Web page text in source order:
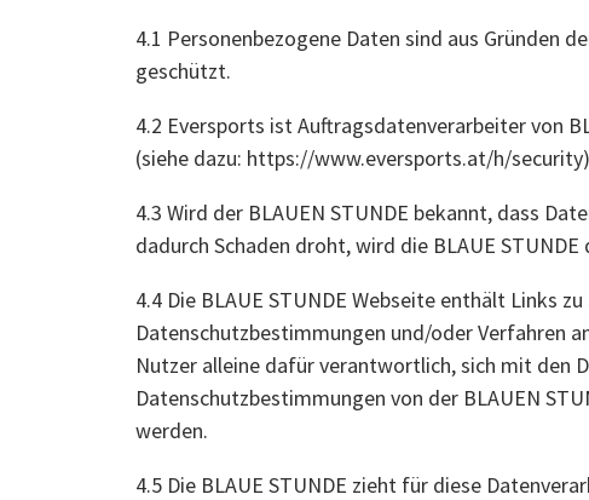
4.1 Personenbezogene Daten sind aus Gründen
geschützt.
4.2 Eversports ist Auftragsdatenverarbeiter von
(siehe dazu: https://www.eversports.at/h/
4.3 Wird der BLAUEN STUNDE bekannt, dass
dadurch Schaden droht, wird die BLAUE
4.4 Die BLAUE STUNDE Webseite enthält Links
Datenschutzbestimmungen und/oder Verfahren
Nutzer alleine dafür verantwortlich, sich mit den
Datenschutzbestimmungen von der BLAUEN
werden.
4.5 Die BLAUE STUNDE zieht für diese